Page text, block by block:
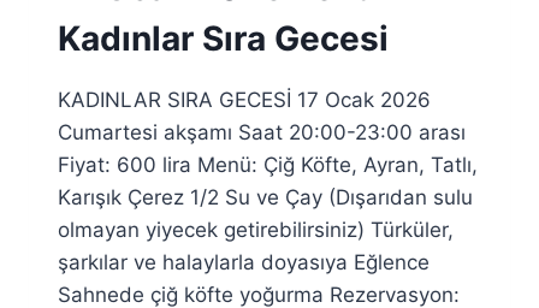
Kadınlar Sıra Gecesi
KADINLAR SIRA GECESİ 17 Ocak 2026
Cumartesi akşamı Saat 20:00-23:00 arası
Fiyat: 600 lira Menü: Çiğ Köfte, Ayran, Tatlı,
Karışık Çerez 1/2 Su ve Çay (Dışarıdan sulu
olmayan yiyecek getirebilirsiniz) Türküler,
şarkılar ve halaylarla doyasıya Eğlence
Sahnede çiğ köfte yoğurma Rezervasyon: